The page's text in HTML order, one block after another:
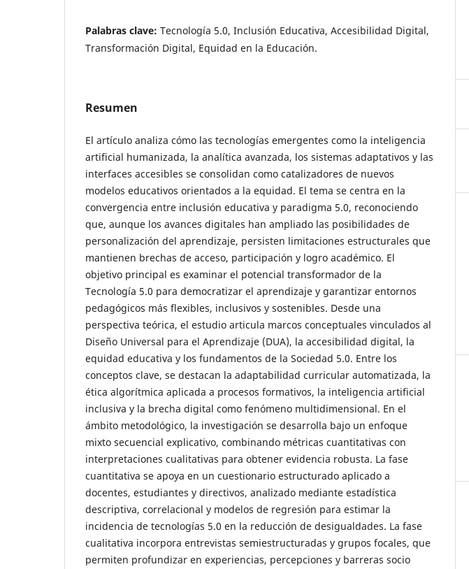
Palabras clave: Tecnología 5.0, Inclusión Educativa, Accesibilidad Digital,
Transformación Digital, Equidad en la Educación.
Resumen
El artículo analiza cómo las tecnologías emergentes como la inteligencia
artificial humanizada, la analítica avanzada, los sistemas adaptativos y las
interfaces accesibles se consolidan como catalizadores de nuevos
modelos educativos orientados a la equidad. El tema se centra en la
convergencia entre inclusión educativa y paradigma 5.0, reconociendo
que, aunque los avances digitales han ampliado las posibilidades de
personalización del aprendizaje, persisten limitaciones estructurales que
mantienen brechas de acceso, participación y logro académico. El
objetivo principal es examinar el potencial transformador de la
Tecnología 5.0 para democratizar el aprendizaje y garantizar entornos
pedagógicos más flexibles, inclusivos y sostenibles. Desde una
perspectiva teórica, el estudio articula marcos conceptuales vinculados al
Diseño Universal para el Aprendizaje (DUA), la accesibilidad digital, la
equidad educativa y los fundamentos de la Sociedad 5.0. Entre los
conceptos clave, se destacan la adaptabilidad curricular automatizada, la
ética algorítmica aplicada a procesos formativos, la inteligencia artificial
inclusiva y la brecha digital como fenómeno multidimensional. En el
ámbito metodológico, la investigación se desarrolla bajo un enfoque
mixto secuencial explicativo, combinando métricas cuantitativas con
interpretaciones cualitativas para obtener evidencia robusta. La fase
cuantitativa se apoya en un cuestionario estructurado aplicado a
docentes, estudiantes y directivos, analizado mediante estadística
descriptiva, correlacional y modelos de regresión para estimar la
incidencia de tecnologías 5.0 en la reducción de desigualdades. La fase
cualitativa incorpora entrevistas semiestructuradas y grupos focales, que
permiten profundizar en experiencias, percepciones y barreras socio